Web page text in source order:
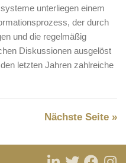
unterliegen einem
der durch
und die regelmäßig
Diskussionen ausgelöst
letzten Jahren zahlreiche
Nächste Seite »